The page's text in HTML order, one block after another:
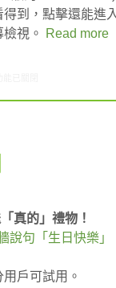
到，點擊還能進
視。
Read more
真的」禮物！
說句「生日快樂
戶可試用。